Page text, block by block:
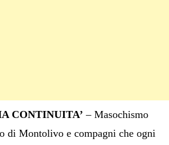
CONTINUITA’ – Masochismo
di Montolivo e compagni che ogni